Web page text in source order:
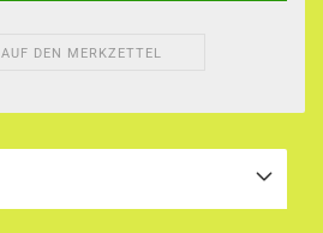
AUF DEN MERKZETTEL